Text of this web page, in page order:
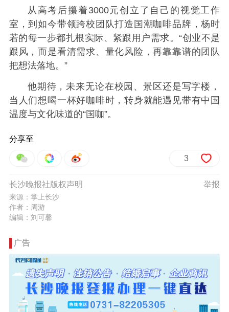
从高考后攥着3000元创立了自己的视觉工作
室，到如今带领跨校团队打造国潮咖啡品牌，杨时
若的每一步都扎根实际、紧跟用户需求。“创业不是
跟风，而是看清需求、量化风险，再靠靠谱的团队
把想法落地。”
他期待，未来无论在校园、景区还是写字楼，
当人们想喝一杯好咖啡时，转身就能遇见带有中国
温度与文化味道的“国咖”。
分享至
3
举报
长沙晚报社版权声明
来源：掌上长沙
作者：周游
编辑：刘可馨
广告